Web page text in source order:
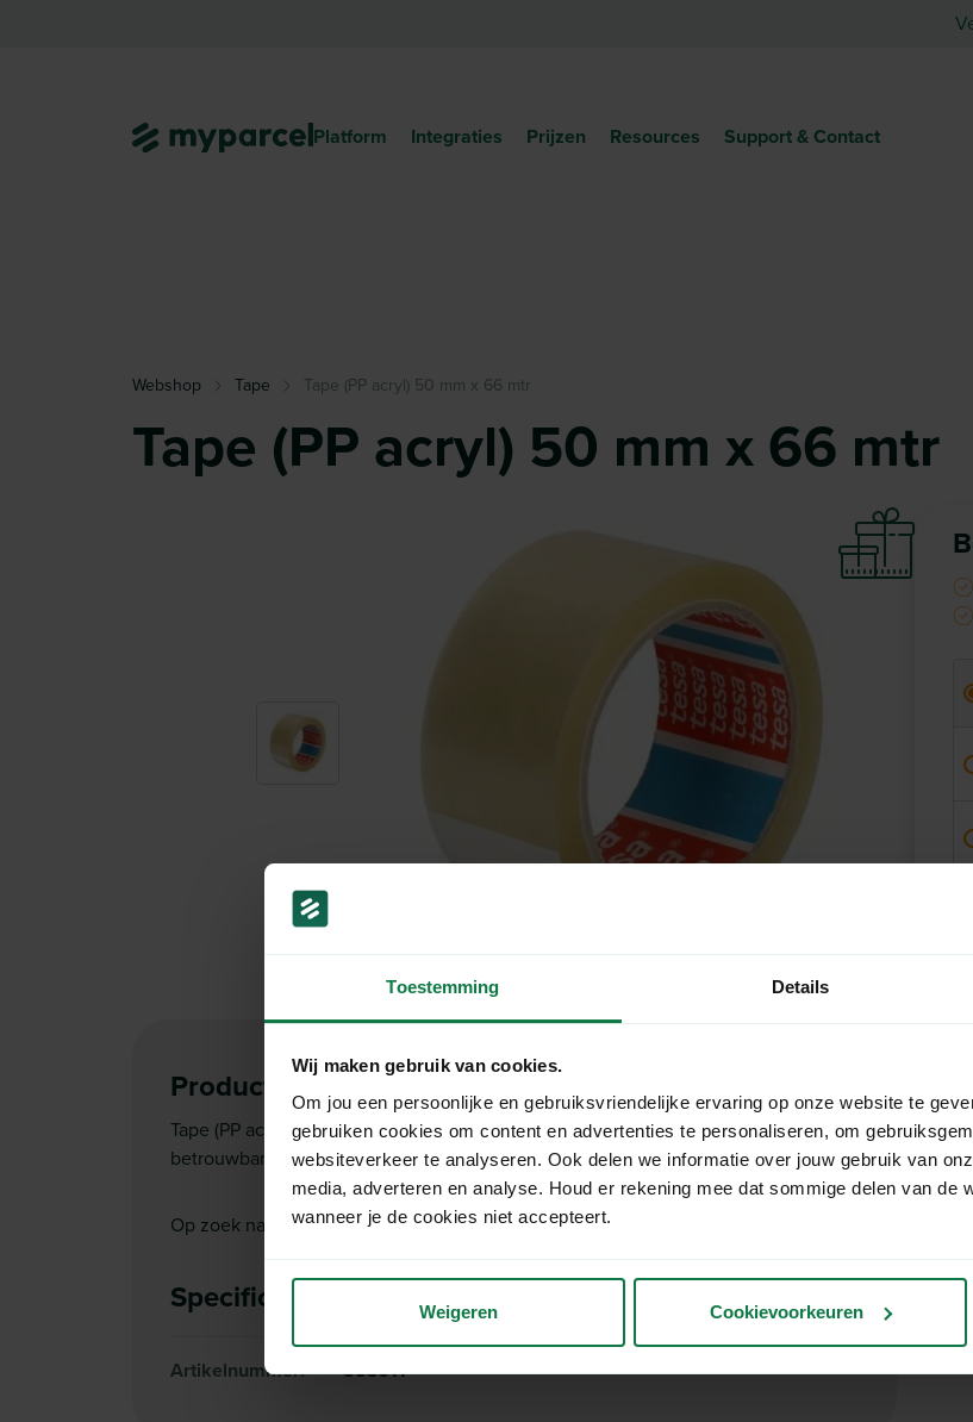
Toestemming Details
Wij maken gebruik van cookies.
Om jou een persoonlijke en gebruiksvriendelijke ervaring op onze website te
gebruiken cookies om content en advertenties te personaliseren, om
websiteverkeer te analyseren. Ook delen we informatie over jouw gebruik van
media, adverteren en analyse. Houd er rekening mee dat sommige delen van de
wanneer je de cookies niet accepteert.
Weigeren Cookievoorkeuren
Platform Integraties Prijzen Resources Support & Contact
Webshop Tape Tape (PP acryl) 50 mm x 66 mtr
Tape (PP acryl) 50 mm x 66 mtr
Productomschrijving
Tape (PP acryl), met afmetingen van 50mm x 66m, biedt een sterke en
betrouwbare verzegelingsoplossing voor al uw verpakkingsbehoeften.
Op zoek naar andere soorten tape? Bekijk deze danhier
Specificaties
Artikelnummer: 553611